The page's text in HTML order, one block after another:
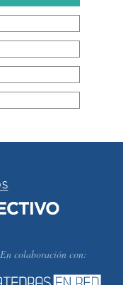
En colaboración con: